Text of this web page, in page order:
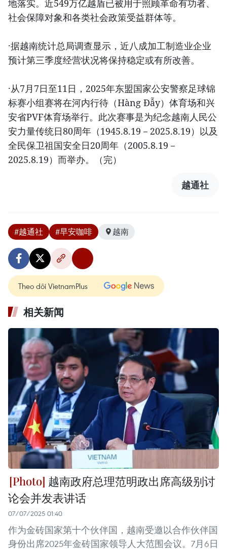
地落实。近549万亿越盾已被用于照顾革命有功者、
社会保障对象和各类社会政策受益群体等。
·据越南统计总局调查显示，近八成加工制造业企业
预计第三季度经营状况将保持稳定或有所改善。
·从7月7日至11日，2025年东盟国家公安警察足球锦
标赛小组赛将在河内行待（Hàng Đẫy）体育场和兴
安省PVF体育场举行。此次赛事是为纪念越南人民公
安力量传统日80周年（1945.8.19－2025.8.19）以及
全民保卫祖国安全日20周年（2005.8.19－
2025.8.19）而举办。（完）
越通社
#越通社 #早安咖啡 越南
Theo dõi VietnamPlus
相关新闻
越南政府总理范明政出席高级别讨
论会并发表讲话
07/07/2025 01:40
作为金砖国家第十个伙伴国，越南受邀以合作伙伴国
身份出席2025年金砖国家领导人大范围会议。7月6日